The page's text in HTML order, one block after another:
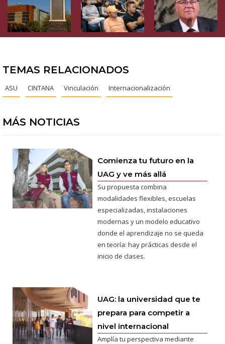
TEMAS RELACIONADOS
ASU CINTANA Vinculación Internacionalización
MÁS NOTICIAS
Comienza tu futuro en la
UAG y ve más allá
Su propuesta combina
modalidades flexibles, escuelas
especializadas, instalaciones
modernas y un modelo educativo
donde el aprendizaje no se queda
en teoría: hay prácticas desde el
inicio de clases.
UAG: la universidad que te
prepara para competir a
nivel internacional
Amplía tu perspectiva mediante